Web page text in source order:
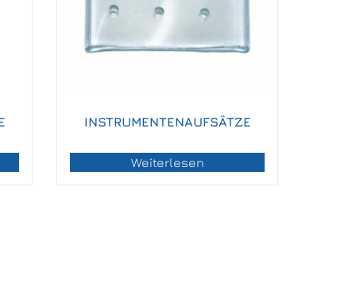
INSTRUMENTENAUFSÄTZE
Weiterlesen